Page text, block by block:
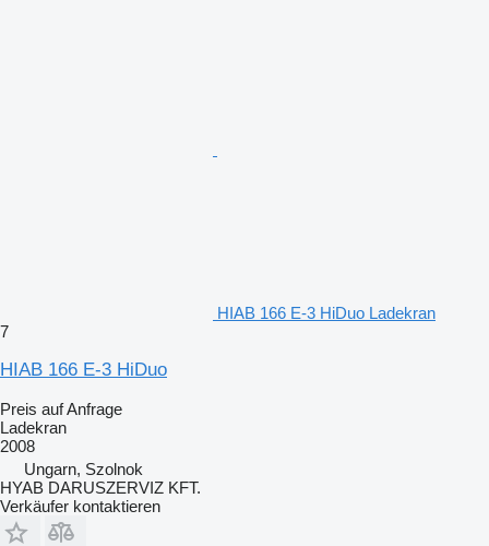
HIAB 166 E-3 HiDuo Ladekran
7
HIAB 166 E-3 HiDuo
Preis auf Anfrage
Ladekran
2008
Ungarn, Szolnok
HYAB DARUSZERVIZ KFT.
Verkäufer kontaktieren